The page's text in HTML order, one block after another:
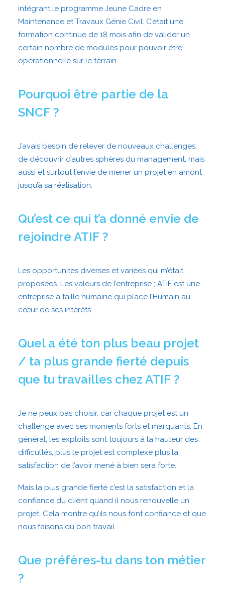
intégrant le programme Jeune Cadre en
Maintenance et Travaux Génie Civil. C’était une
formation continue de 18 mois afin de valider un
certain nombre de modules pour pouvoir être
opérationnelle sur le terrain.
Pourquoi être partie de la
SNCF ?
J’avais besoin de relever de nouveaux challenges,
de découvrir d’autres sphères du management, mais
aussi et surtout l’envie de mener un projet en amont
jusqu’à sa réalisation.
Qu’est ce qui t’a donné envie de
rejoindre ATIF ?
Les opportunités diverses et variées qui m’était
proposées. Les valeurs de l’entreprise ; ATIF est une
entreprise à taille humaine qui place l’Humain au
cœur de ses intérêts.
Quel a été ton plus beau projet
/ ta plus grande fierté depuis
que tu travailles chez ATIF ?
Je ne peux pas choisir, car chaque projet est un
challenge avec ses moments forts et marquants. En
général, les exploits sont toujours à la hauteur des
difficultés, plus le projet est complexe plus la
satisfaction de l’avoir mené à bien sera forte.
Mais la plus grande fierté c’est la satisfaction et la
confiance du client quand il nous renouvelle un
projet. Cela montre qu’ils nous font confiance et que
nous faisons du bon travail.
Que préfères-tu dans ton métier
?